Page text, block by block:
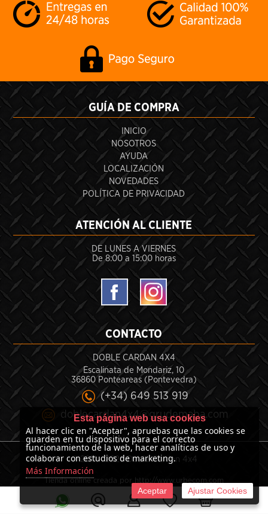
GUÍA DE COMPRA
INICIO
NOSOTROS
AYUDA
LOCALIZACIÓN
NOVEDADES
POLÍTICA DE PRIVACIDAD
ATENCIÓN AL CLIENTE
DE LUNES A VIERNES
De 8:00 a 15:00 horas
CONTACTO
DOBLE CARDAN 4X4
Escalinata de Mondariz, 10
36860 Ponteareas (Pontevedra)
(+34) 649 513 919
doblecardan4x4@grudemaba.com
© 2011 -2026 Doble Cardan 4x4
Tienda online creada por http://www.urbecom.com
Esta página web usa cookies
Al hacer clic en "Aceptar", apruebas que las cookies se
guarden en tu dispositivo para el correcto
funcionamiento de la web, hacer analíticas de uso y
colaborar con estudios de marketing.
Más Información
Aceptar Ajustar Cookies